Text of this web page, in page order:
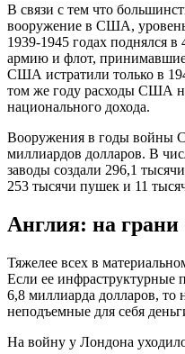
В связи с тем что
вооружение в США,
1939-1945 годах поднялся
армию и флот, принимавшие
США истратили только в
том же году расходы США
национального дохода.
Вооружения в годы войны
миллиардов долларов. В
заводы создали 296,1
253 тысячи пушек и 11
Англия: на грани
Тяжелее всех в
Если ее инфраструктурные
6,8 миллиарда долларов, то
неподъемные для себя
На войну у Лондона